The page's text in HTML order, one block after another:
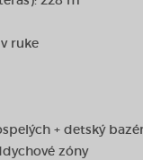
ruke
+ detský
zóny